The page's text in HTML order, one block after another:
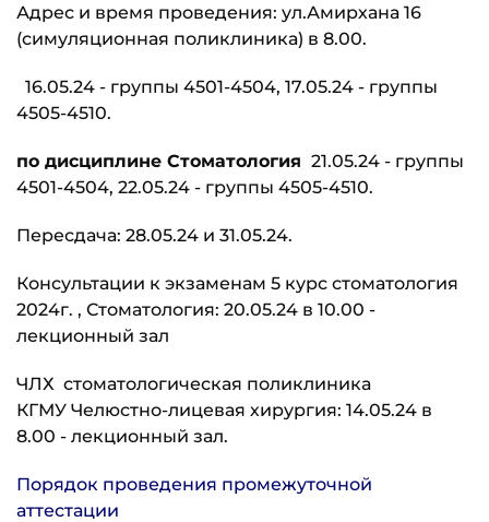
Адрес и время проведения: ул.Амирхана 16
(симуляционная поликлиника) в 8.00.
16.05.24 - группы 4501-4504, 17.05.24 - группы
4505-4510.
по дисциплине Стоматология 21.05.24 - группы
4501-4504, 22.05.24 - группы 4505-4510.
Пересдача: 28.05.24 и 31.05.24.
Консультации к экзаменам 5 курс стоматология
2024г. , Стоматология: 20.05.24 в 10.00 -
лекционный зал
ЧЛХ стоматологическая поликлиника
КГМУ Челюстно-лицевая хирургия: 14.05.24 в
8.00 - лекционный зал.
Порядок проведения промежуточной
аттестации